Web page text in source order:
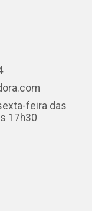
feira das
17h30